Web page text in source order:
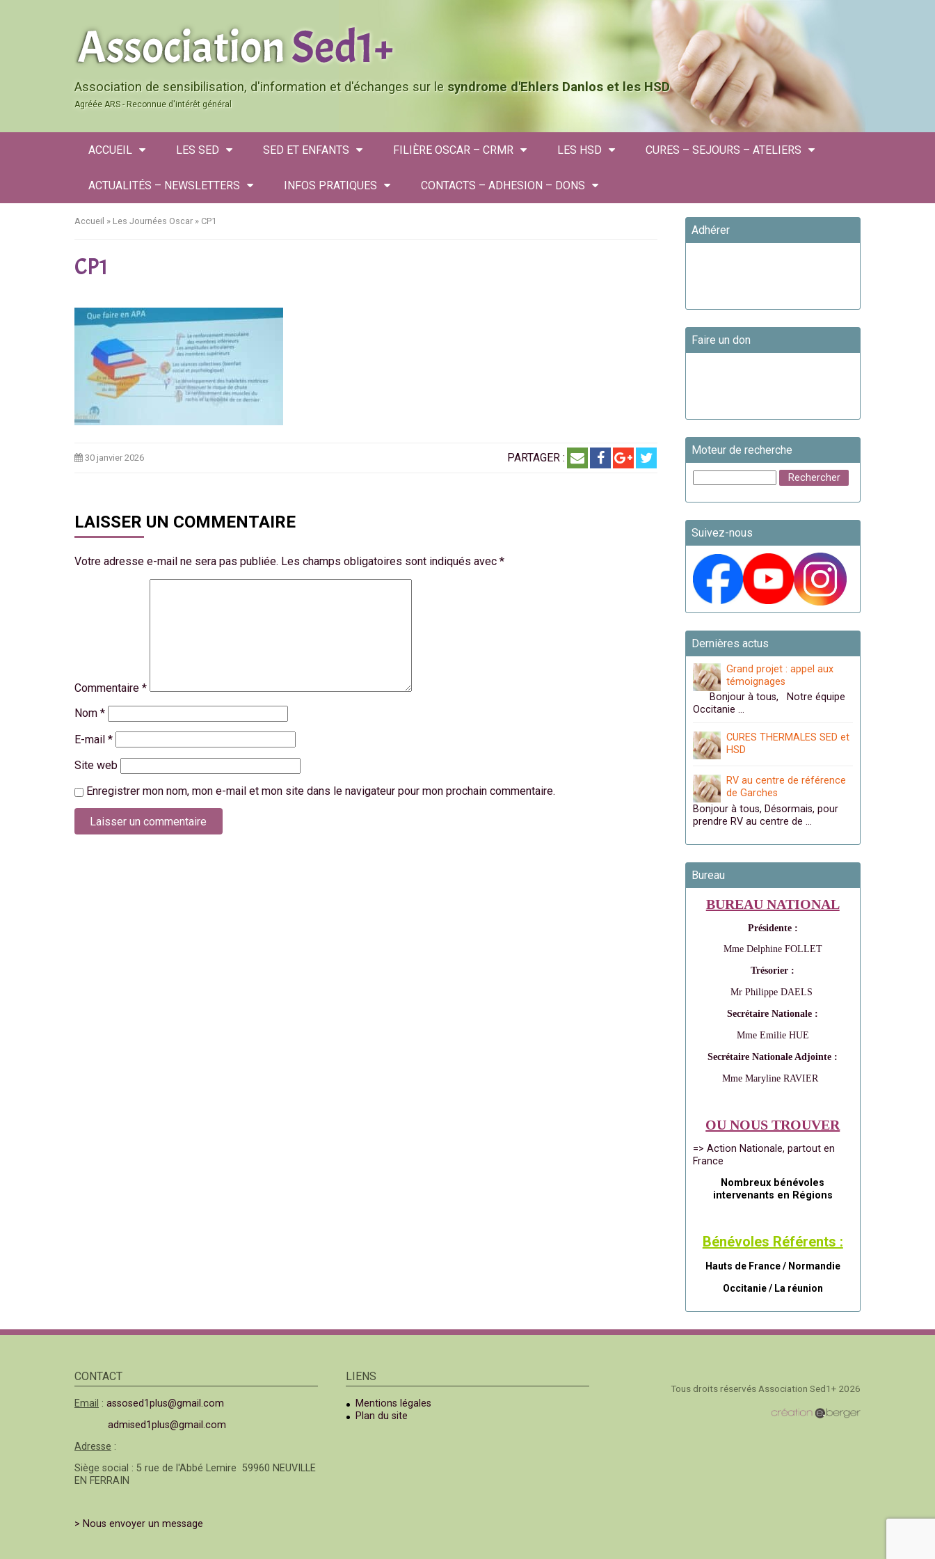
Association de sensibilisation, d'information et d'échanges sur le syndrome d'Ehlers Danlos et les HSD
Agréée ARS - Reconnue d'intérêt général
ACCUEIL LES SED SED ET ENFANTS FILIÈRE OSCAR – CRMR LES HSD CURES – SEJOURS – ATELIERS
ACTUALITÉS – NEWSLETTERS INFOS PRATIQUES CONTACTS – ADHESION – DONS
Accueil » Les Journées Oscar » CP1
CP1
30 janvier 2026 PARTAGER :
LAISSER UN COMMENTAIRE
Votre adresse e-mail ne sera pas publiée. Les champs obligatoires sont indiqués avec *
Commentaire *
Nom *
E-mail *
Site web
Enregistrer mon nom, mon e-mail et mon site dans le navigateur pour mon prochain commentaire.
Adhérer
Faire un don
Moteur de recherche
Suivez-nous
Dernières actus
Grand projet : appel aux
témoignages
Bonjour à tous, Notre équipe
Occitanie …
CURES THERMALES SED et
HSD
RV au centre de référence
de Garches
Bonjour à tous, Désormais, pour
prendre RV au centre de …
Bureau
BUREAU NATIONAL
Présidente :
Mme Delphine FOLLET
Trésorier :
Mr Philippe DAELS
Secrétaire Nationale :
Mme Emilie HUE
Secrétaire Nationale Adjointe :
Mme Maryline RAVIER
OU NOUS TROUVER
=> Action Nationale, partout en
France
Nombreux bénévoles
intervenants en Régions
Bénévoles Référents :
Hauts de France / Normandie
Occitanie / La réunion
CONTACT
Email : assosed1plus@gmail.com
admised1plus@gmail.com
Adresse :
Siège social : 5 rue de l'Abbé Lemire 59960 NEUVILLE
EN FERRAIN
> Nous envoyer un message
LIENS
Mentions légales
Plan du site
Tous droits réservés Association Sed1+ 2026